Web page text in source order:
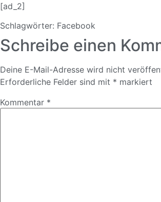
[ad_2]
Schlagwörter: Facebook
Schreibe einen
Deine E-Mail-Adresse wird nicht
Erforderliche Felder sind mit * markiert
Kommentar *